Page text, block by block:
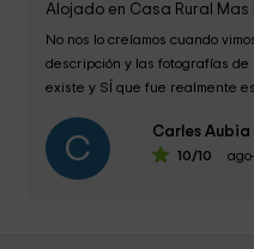
Alojado en Casa Rural Mas
No nos lo creíamos cuando
descripción y las fotografías de
existe y SÍ que fue realmente
C Carles Aubia
10/10